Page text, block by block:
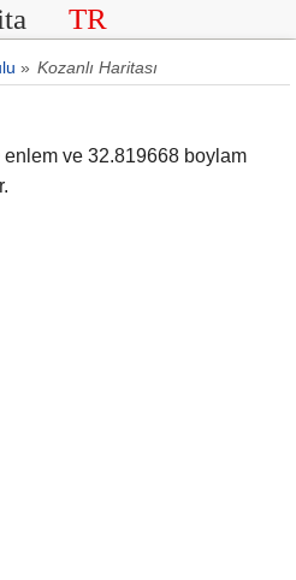
TR
» Kozanlı Haritası
ve 32.819668 boylam